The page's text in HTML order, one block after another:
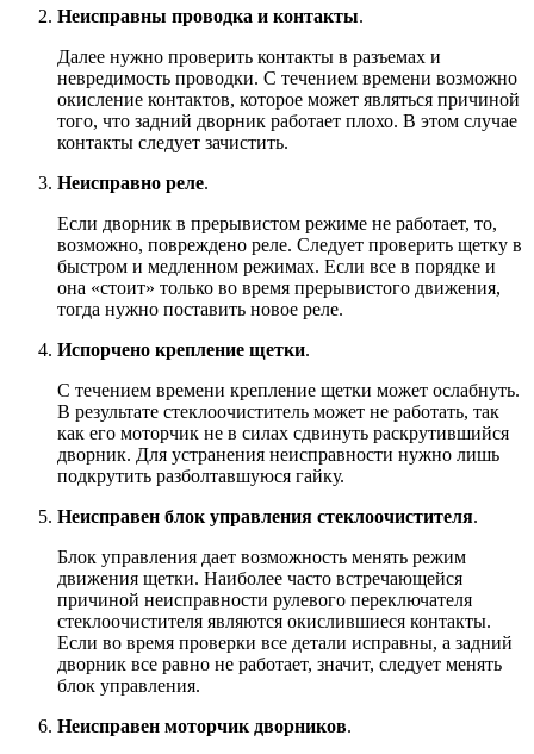
Неисправны проводка и контакты.
Далее нужно проверить контакты в разъемах и
невредимость проводки. С течением времени возможно
окисление контактов, которое может являться причиной
того, что задний дворник работает плохо. В этом случае
контакты следует зачистить.
Неисправно реле.
Если дворник в прерывистом режиме не работает, то,
возможно, повреждено реле. Следует проверить щетку в
быстром и медленном режимах. Если все в порядке и
она «стоит» только во время прерывистого движения,
тогда нужно поставить новое реле.
Испорчено крепление щетки.
С течением времени крепление щетки может ослабнуть.
В результате стеклоочиститель может не работать, так
как его моторчик не в силах сдвинуть раскрутившийся
дворник. Для устранения неисправности нужно лишь
подкрутить разболтавшуюся гайку.
Неисправен блок управления стеклоочистителя.
Блок управления дает возможность менять режим
движения щетки. Наиболее часто встречающейся
причиной неисправности рулевого переключателя
стеклоочистителя являются окислившиеся контакты.
Если во время проверки все детали исправны, а задний
дворник все равно не работает, значит, следует менять
блок управления.
Неисправен моторчик дворников.